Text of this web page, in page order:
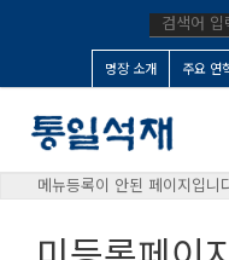
명장 소개 주요 연
메뉴등록이 안된 페이지입니